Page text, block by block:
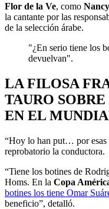
Flor de la Ve, como
la cantante por las
de la selección árabe.
"¿En serio tiene los
devuelvan".
LA FILOSA
TAURO
EN EL
“Hoy lo han put… por esas
reprobatorio la conductora.
“Tiene los botines de
Homs. En la Copa
botines los tiene Omar
beneficio”, detalló.